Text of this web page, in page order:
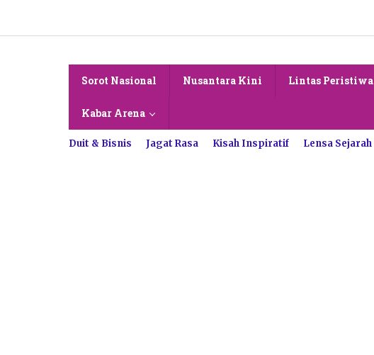
konten
Sorot Nasional Nusantara Kini Lintas Peristiwa
Kabar Arena
Duit & Bisnis Jagat Rasa Kisah Inspiratif Lensa Sejarah